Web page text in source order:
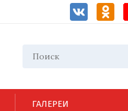
ГАЛЕРЕИ